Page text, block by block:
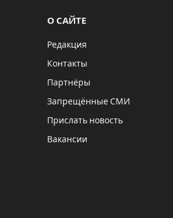
О САЙТЕ
Редакция
Контакты
Партнёры
Запрещённые СМИ
Прислать новость
Вакансии